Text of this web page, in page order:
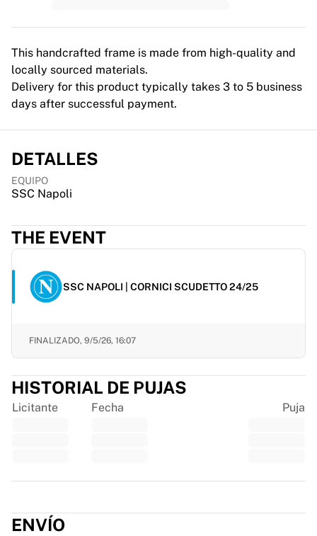
Fútbol femenino de Canadá
NWSL
OL Lyonnes
Paris Saint-Germain Feminines
Baloncesto
Charlotte Hornets
LA Clippers
Portland Trail Blazers
Virtus Bologna
Ver todo el baloncesto
Mejores equipos de la NBA
Charlotte Hornets
Portland Trail Blazers
LA Clippers
Ver toda la NBA
Mejores equipos europeos
Beşiktaş Gain
Guerri Napoli
Ciclismo
Team Visma | Lease a bike
This handcrafted frame is made from high-quality and
locally sourced materials.
Delivery for this product typically takes 3 to 5 business
days after successful payment.
DETALLES
EQUIPO
SSC Napoli
THE EVENT
SSC NAPOLI | CORNICI SCUDETTO 24/25
FINALIZADO, 9/5/26, 16:07
HISTORIAL DE PUJAS
Licitante Fecha Puja
ENVÍO